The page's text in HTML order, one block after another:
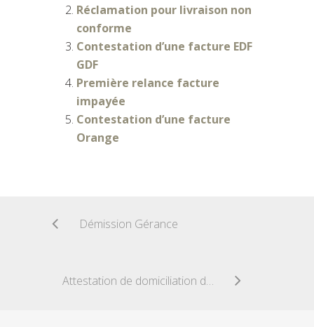
Réclamation pour livraison non
conforme
Contestation d’une facture EDF
GDF
Première relance facture
impayée
Contestation d’une facture
Orange
Démission Gérance
Attestation de domiciliation du siège social au domicile